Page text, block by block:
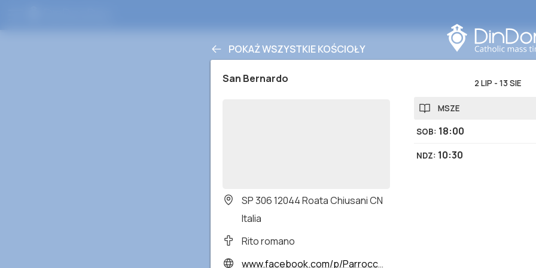
POKAŻ WSZYSTKIE KOŚCIOŁY
San Bernardo
SP 306 12044 Roata Chiusani CN
Italia
Rito romano
www.facebook.com/p/Parrocchia-San-Bernardo-Roata-Chiusani-100092665922392/
2 LIP - 13 SIE
MSZE
SOB: 18:00
NDZ: 10:30